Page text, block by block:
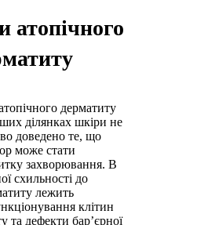
дерматиту
ділянках шкіри не
доведено те, що
може стати
захворювання. В
схильності до
лежить
клітин
та дефекти бар’єрної